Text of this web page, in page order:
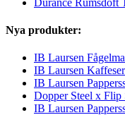
Nya produkter:
IB Laursen
IB Laursen
IB Laursen
Dopper Steel x
IB Laursen